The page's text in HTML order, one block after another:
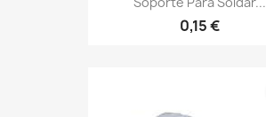
0,15 €